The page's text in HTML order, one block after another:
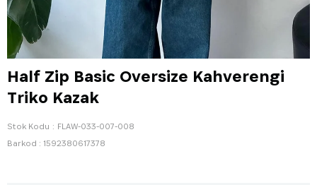
Half Zip Basic Oversize Kahverengi
Triko Kazak
Stok Kodu
FLAW-033-007-008
Barkod : 1592380617378